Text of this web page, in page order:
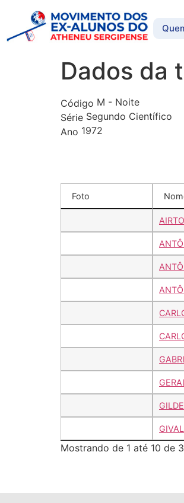
Dados da
Código M - Noite
Série Segundo Científico
Ano 1972
Foto
Mostrando de 1 até 10 de